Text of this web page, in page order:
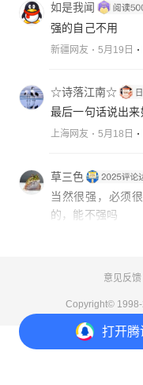
打开腾
如是我闻
强的自己不用
新疆网友 5月19日
☆诗落江南☆
最后一句话说出
上海网友 5月18日
草三色
当然很强，必须
的，能不强吗
意见反馈
Copyright© 1998-